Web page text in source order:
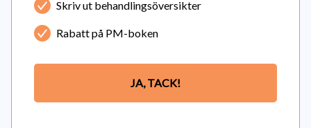
Skriv ut behandlingsöversikter
Rabatt på PM-boken
JA, TACK!